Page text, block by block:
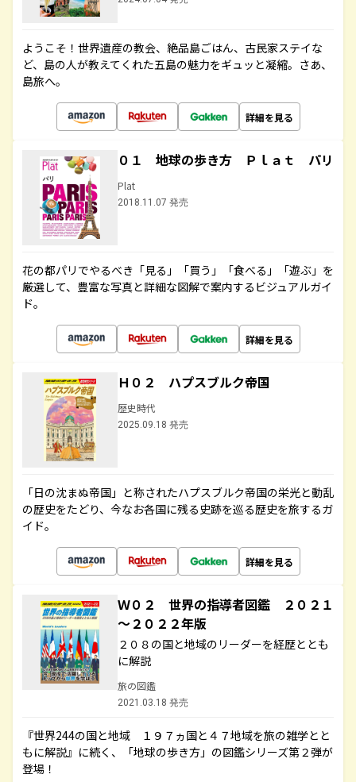
ようこそ！世界遺産の教会、絶品島ごはん、古民家ステイな
ど、島の人が教えてくれた五島の魅力をギュッと凝縮。さあ、
島旅へ。
詳細を見る
０１ 地球の歩き方 Ｐｌａｔ パリ
Plat
2018.11.07 発売
花の都パリでやるべき「見る」「買う」「食べる」「遊ぶ」を
厳選して、豊富な写真と詳細な図解で案内するビジュアルガイ
ド。
詳細を見る
Ｈ０２ ハプスブルク帝国
歴史時代
2025.09.18 発売
「日の沈まぬ帝国」と称されたハプスブルク帝国の栄光と動乱
の歴史をたどり、今なお各国に残る史跡を巡る歴史を旅するガ
イド。
詳細を見る
Ｗ０２ 世界の指導者図鑑 ２０２１
～２０２２年版
２０８の国と地域のリーダーを経歴ととも
に解説
旅の図鑑
2021.03.18 発売
『世界244の国と地域 １９７ヵ国と４７地域を旅の雑学とと
もに解説』に続く、「地球の歩き方」の図鑑シリーズ第２弾が
登場！